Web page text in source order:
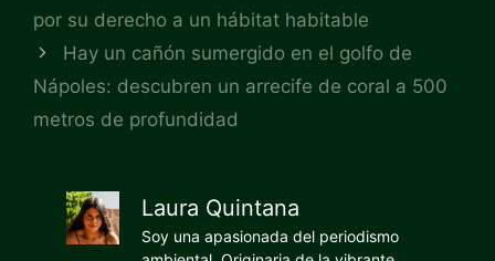
por su derecho a un hábitat habitable
Hay un cañón sumergido en el golfo de
Nápoles: descubren un arrecife de coral a 500
metros de profundidad
Laura Quintana
Soy una apasionada del periodismo